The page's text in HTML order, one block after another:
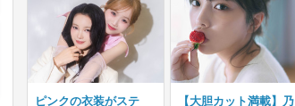
ピンクの衣装がステ 【大胆カット満載】乃